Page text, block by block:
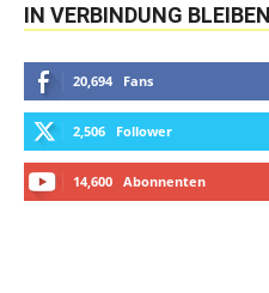
IN VERBINDUNG BLEIBEN
20,694 Fans
2,506 Follower
14,600 Abonnenten